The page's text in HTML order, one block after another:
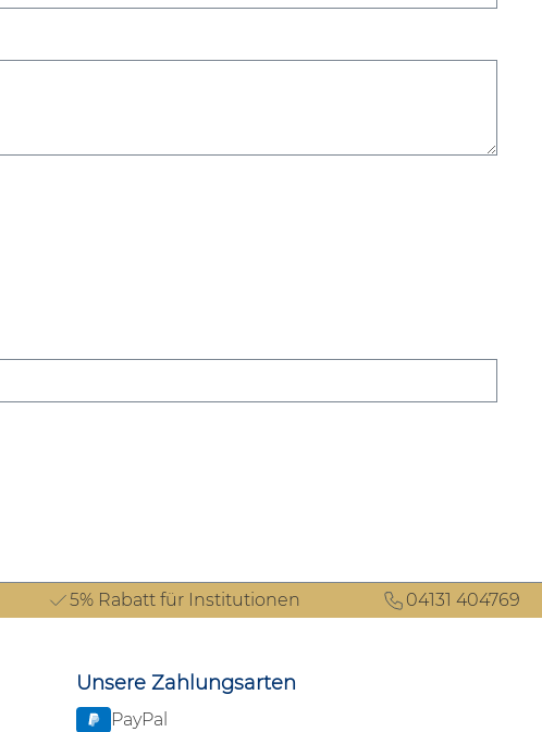
5% Rabatt für Institutionen 04131 404769
Unsere Zahlungsarten
PayPal